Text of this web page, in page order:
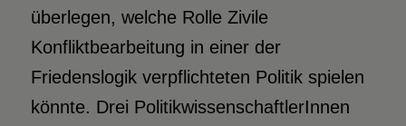
überlegen, welche Rolle Zivile
Konfliktbearbeitung in einer der
Friedenslogik verpflichteten Politik spielen
könnte. Drei PolitikwissenschaftlerInnen